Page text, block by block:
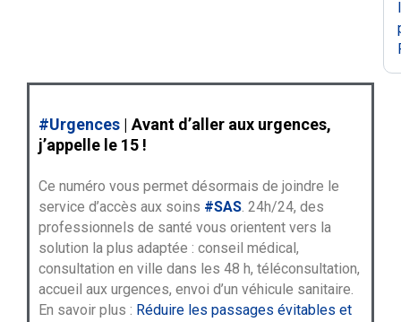
#Urgences |Avant d’aller aux urgences,
j’appelle le 15 !
Ce numéro vous permet désormais de joindre le
service d’accès aux soins #SAS . 24h/24, des
professionnels de santé vous orientent vers la
solution la plus adaptée : conseil médical,
consultation en ville dans les 48 h, téléconsultation,
accueil aux urgences, envoi d’un véhicule sanitaire.
En savoir plus : Réduire les passages évitables et